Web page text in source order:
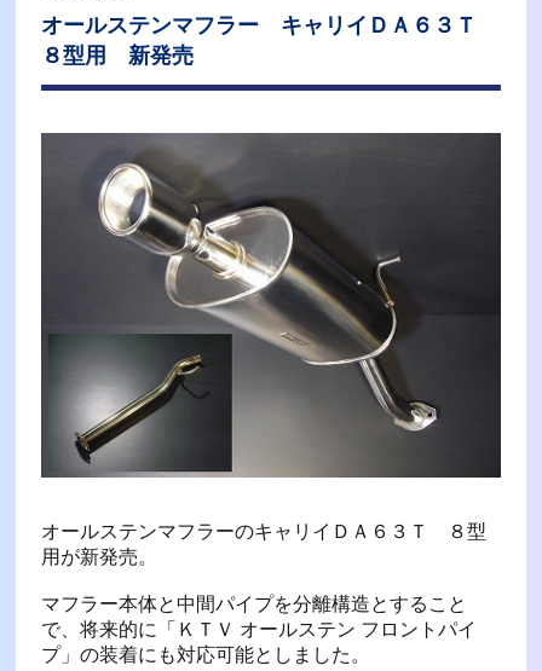
オールステンマフラー キャリイＤＡ６３Ｔ
８型用 新発売
オールステンマフラーのキャリイＤＡ６３Ｔ ８型
用が新発売。
マフラー本体と中間パイプを分離構造とすること
で、将来的に「ＫＴＶ オールステン フロントパイ
プ」の装着にも対応可能としました。